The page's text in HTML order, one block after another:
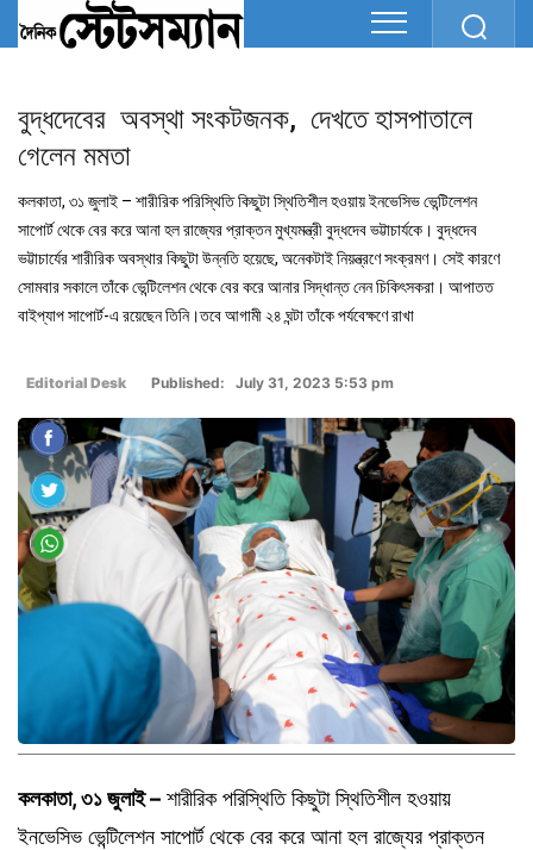
বুদ্ধদেবের অবস্থা সংকটজনক, দেখতে হাসপাতালে
গেলেন মমতা
কলকাতা, ৩১ জুলাই – শারীরিক পরিস্থিতি কিছুটা স্থিতিশীল হওয়ায় ইনভেসিভ ভেন্টিলেশন
সাপোর্ট থেকে বের করে আনা হল রাজ্যের প্রাক্তন মুখ্যমন্ত্রী বুদ্ধদেব ভট্টাচার্যকে। বুদ্ধদেব
ভট্টাচার্যের শারীরিক অবস্থার কিছুটা উন্নতি হয়েছে, অনেকটাই নিয়ন্ত্রণে সংক্রমণ। সেই কারণে
সোমবার সকালে তাঁকে ভেন্টিলেশন থেকে বের করে আনার সিদ্ধান্ত নেন চিকিৎসকরা। আপাতত
বাইপ্যাপ সাপোর্ট-এ রয়েছেন তিনি।তবে আগামী ২৪ ঘন্টা তাঁকে পর্যবেক্ষণে রাখা
Editorial Desk Published: July 31, 2023 5:53 pm
কলকাতা, ৩১ জুলাই – শারীরিক পরিস্থিতি কিছুটা স্থিতিশীল হওয়ায়
ইনভেসিভ ভেন্টিলেশন সাপোর্ট থেকে বের করে আনা হল রাজ্যের প্রাক্তন